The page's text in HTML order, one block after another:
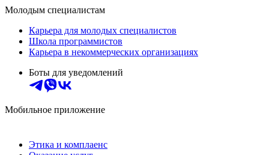
Молодым специалистам
Карьера для молодых специалистов
Школа программистов
Карьера в некоммерческих организациях
Боты для уведомлений
Мобильное приложение
Этика и комплаенс